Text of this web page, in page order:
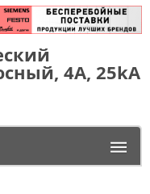
4А, 25kA